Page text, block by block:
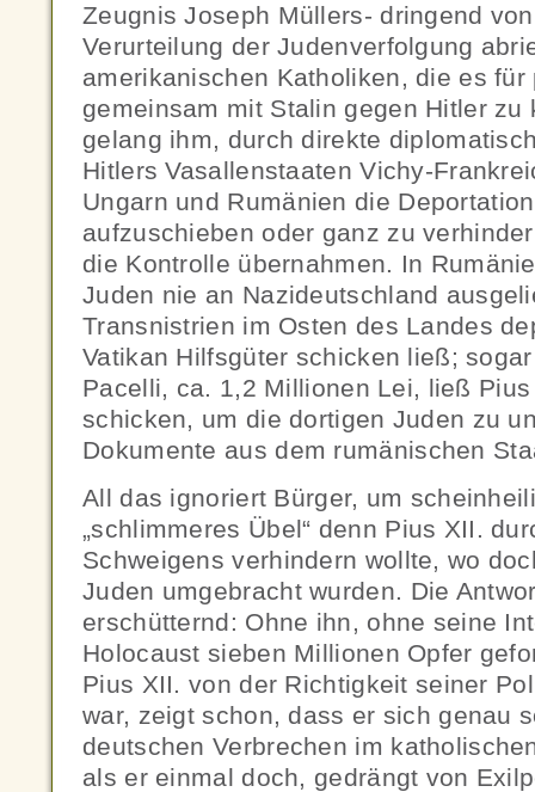
Zeugnis Joseph Müllers- dringend
Verurteilung der Judenverfolgung
amerikanischen Katholiken, die es
gemeinsam mit Stalin gegen Hitler zu
gelang ihm, durch direkte
Hitlers Vasallenstaaten Vichy-
Ungarn und Rumänien die
aufzuschieben oder ganz zu
die Kontrolle übernahmen. In
Juden nie an Nazideutschland
Transnistrien im Osten des Landes
Vatikan Hilfsgüter schicken ließ;
Pacelli, ca. 1,2 Millionen Lei, ließ
schicken, um die dortigen Juden zu
Dokumente aus dem rumänischen
All das ignoriert Bürger, um
„schlimmeres Übel“ denn Pius XII.
Schweigens verhindern wollte, wo
Juden umgebracht wurden. Die
erschütternd: Ohne ihn, ohne seine
Holocaust sieben Millionen Opfer
Pius XII. von der Richtigkeit seiner
war, zeigt schon, dass er sich genau
deutschen Verbrechen im
als er einmal doch, gedrängt von